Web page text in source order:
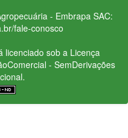
- Embrapa SAC:
fale-conosco
licenciado sob a Licença
- SemDerivações